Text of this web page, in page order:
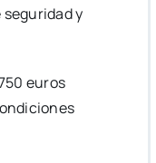
y
euros